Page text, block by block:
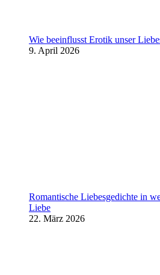
Wie beeinflusst Erotik unser
9. April 2026
Romantische Liebesgedichte in
Liebe
22. März 2026